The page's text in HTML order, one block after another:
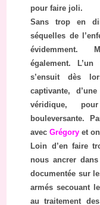
pour faire joli.
Sans trop en
séquelles de
évidemment.
également.
s’ensuit dès
captivante,
véridique,
bouleversante.
avecGrégory et
Loin d’en faire
nous ancrer
documentée sur
armés secouant
au traitement